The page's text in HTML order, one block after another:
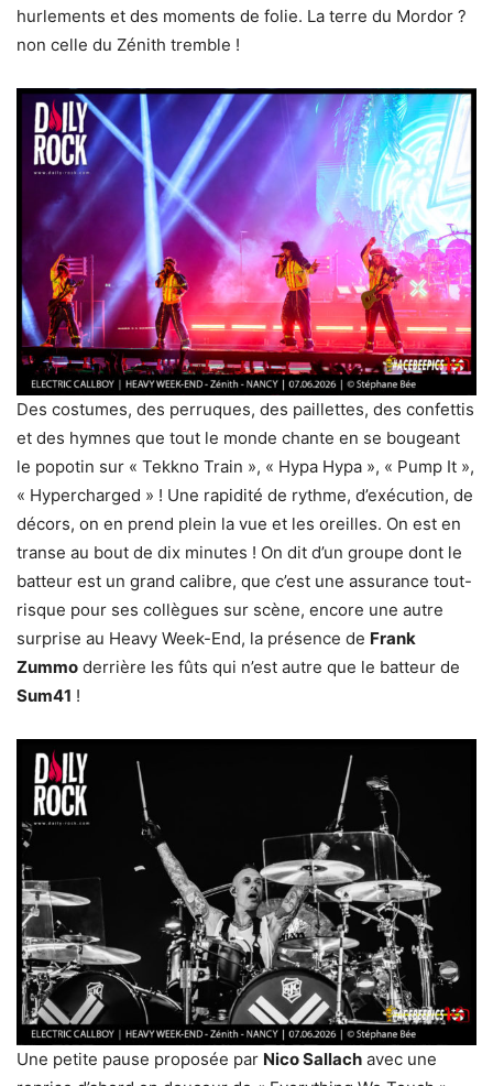
hurlements et des moments de folie. La terre du Mordor ?
non celle du Zénith tremble !
Des costumes, des perruques, des paillettes, des confettis
et des hymnes que tout le monde chante en se bougeant
le popotin sur « Tekkno Train », « Hypa Hypa », « Pump It »,
« Hypercharged » ! Une rapidité de rythme, d’exécution, de
décors, on en prend plein la vue et les oreilles. On est en
transe au bout de dix minutes ! On dit d’un groupe dont le
batteur est un grand calibre, que c’est une assurance tout-
risque pour ses collègues sur scène, encore une autre
surprise au Heavy Week-End, la présence de Frank
Zummo derrière les fûts qui n’est autre que le batteur de
Sum41 !
Une petite pause proposée par Nico Sallach avec une